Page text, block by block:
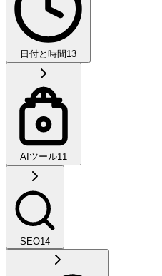
日付と時間 13
AIツール11
SEO14